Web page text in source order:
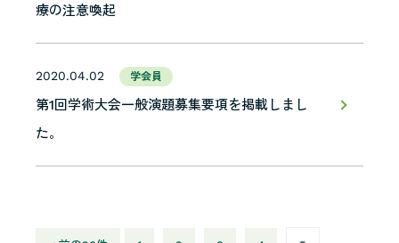
療の注意喚起
2020.04.02 学会員
第1回学術大会一般演題募集要項を掲載しまし
た。